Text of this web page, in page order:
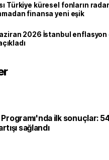
Türkiye küresel fonların
finansa yeni eşik
2026 İstanbul enflasyon
ilk sonuçlar:
sağlandı